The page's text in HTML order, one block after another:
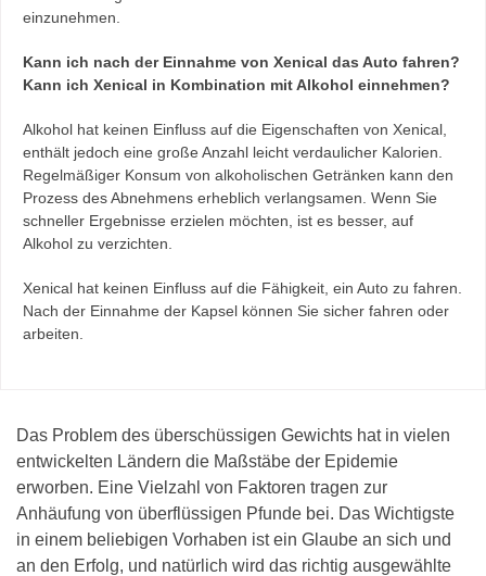
einzunehmen.
Kann ich nach der Einnahme von Xenical das Auto fahren?
Kann ich Xenical in Kombination mit Alkohol einnehmen?
Alkohol hat keinen Einfluss auf die Eigenschaften von Xenical,
enthält jedoch eine große Anzahl leicht verdaulicher Kalorien.
Regelmäßiger Konsum von alkoholischen Getränken kann den
Prozess des Abnehmens erheblich verlangsamen. Wenn Sie
schneller Ergebnisse erzielen möchten, ist es besser, auf
Alkohol zu verzichten.
Xenical hat keinen Einfluss auf die Fähigkeit, ein Auto zu fahren.
Nach der Einnahme der Kapsel können Sie sicher fahren oder
arbeiten.
Das Problem des überschüssigen Gewichts hat in vielen
entwickelten Ländern die Maßstäbe der Epidemie
erworben. Eine Vielzahl von Faktoren tragen zur
Anhäufung von überflüssigen Pfunde bei. Das Wichtigste
in einem beliebigen Vorhaben ist ein Glaube an sich und
an den Erfolg, und natürlich wird das richtig ausgewählte